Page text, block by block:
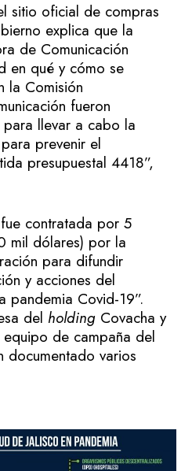
sitio oficial de compras
explica que la
de Comunicación
en qué y cómo se
la Comisión
fueron
llevar a cabo la
prevenir el
presupuestal 4418”,
contratada por 5
mil dólares) por la
para difundir
y acciones del
pandemia Covid-19”.
del holding Covacha y
de campaña del
documentado varios